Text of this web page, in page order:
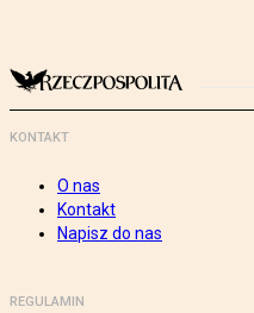
KONTAKT
O nas
Kontakt
Napisz do nas
REGULAMIN